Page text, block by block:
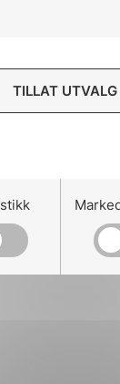
TILLAT UTVALG